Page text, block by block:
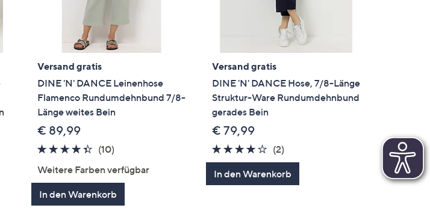
Versand gratis
DINE 'N' DANCE Leinenhose
Flamenco Rundumdehnbund 7/8-
Länge weites Bein
€ 89,99
4.3
5
(10)
Weitere Farben verfügbar
In den Warenkorb
Versand gratis
DINE 'N' DANCE Hose, 7/8-Länge
Struktur-Ware Rundumdehnbund
gerades Bein
€ 79,99
4.0
von
5
(2)
Bewertungen
In den Warenkorb